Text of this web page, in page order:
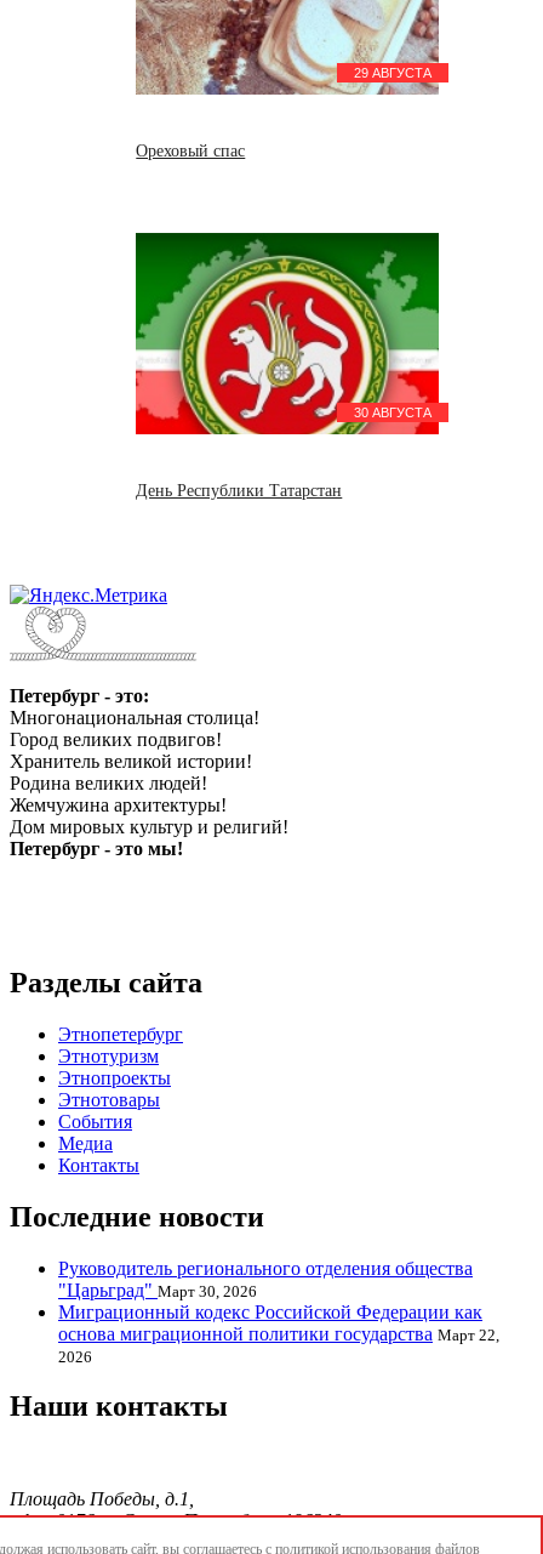
29 АВГУСТА
Ореховый спас
30 АВГУСТА
День Республики Татарстан
Петербург - это:
Многонациональная столица!
Город великих подвигов!
Хранитель великой истории!
Родина великих людей!
Жемчужина архитектуры!
Дом мировых культур и религий!
Петербург - это мы!
Разделы сайта
Этнопетербург
Этнотуризм
Этнопроекты
Этнотовары
События
Медиа
Контакты
Последние новости
Руководитель регионального отделения общества
"Царьград" Март 30, 2026
Миграционный кодекс Российской Федерации как
основа миграционной политики государства Март 22,
2026
Наши контакты
Площадь Победы, д.1,
офис 0176, г. Санкт-Петербург, 196240
тел./факс.:+7 904 856-09-12;
использовать сайт, вы соглашаетесь с политикой использования файлов